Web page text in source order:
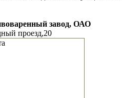
завод, ОАО
проезд,20